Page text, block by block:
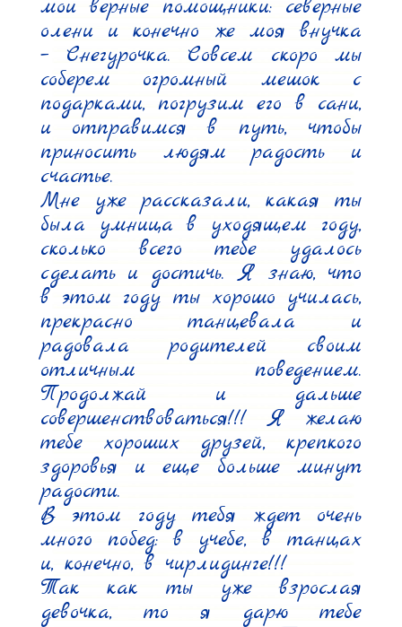
мои верные помощники: северные
олени и конечно же моя внучка
– Снегурочка. Совсем скоро мы
соберем огромный мешок с
подарками, погрузим его в сани,
и отправимся в путь, чтобы
приносить людям радость и
счастье.
Мне уже рассказали, какая ты
была умница в уходящем году,
сколько всего тебе удалось
сделать и достичь. Я знаю, что
в этом году ты хорошо училась,
прекрасно танцевала и
радовала родителей своим
отличным поведением.
Продолжай и дальше
совершенствоваться!!! Я желаю
тебе хороших друзей, крепкого
здоровья и еще больше минут
радости.
В этом году тебя ждет очень
много побед: в учебе, в танцах
и, конечно, в чирлидинге!!!
Так как ты уже взрослая
девочка, то я дарю тебе